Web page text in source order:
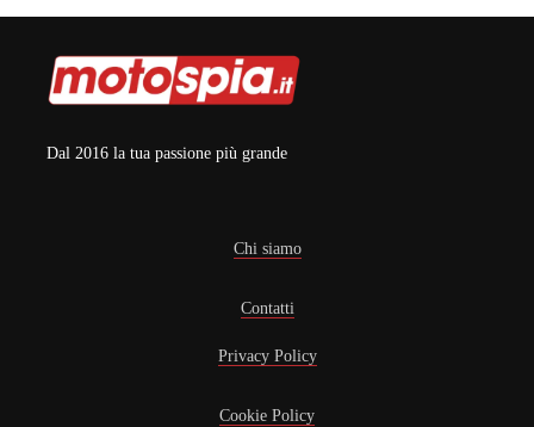
Dal 2016 la tua passione più grande
Chi siamo
Contatti
Privacy Policy
Cookie Policy